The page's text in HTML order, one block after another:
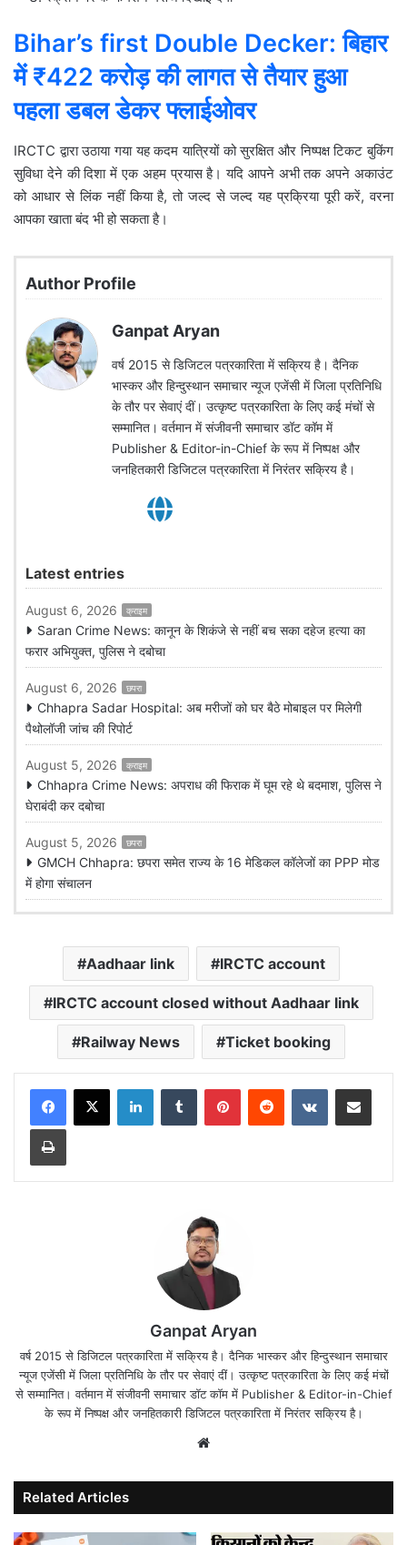
Bihar’s first Double Decker: बिहार
में ₹422 करोड़ की लागत से तैयार हुआ
पहला डबल डेकर फ्लाईओवर
IRCTC द्वारा उठाया गया यह कदम यात्रियों को सुरक्षित और निष्पक्ष टिकट बुकिंग
सुविधा देने की दिशा में एक अहम प्रयास है। यदि आपने अभी तक अपने अकाउंट
को आधार से लिंक नहीं किया है, तो जल्द से जल्द यह प्रक्रिया पूरी करें, वरना
आपका खाता बंद भी हो सकता है।
Author Profile
Ganpat Aryan
वर्ष 2015 से डिजिटल पत्रकारिता में सक्रिय है। दैनिक
भास्कर और हिन्दुस्थान समाचार न्यूज एजेंसी में जिला प्रतिनिधि
के तौर पर सेवाएं दीं। उत्कृष्ट पत्रकारिता के लिए कई मंचों से
सम्मानित। वर्तमान में संजीवनी समाचार डॉट कॉम में
Publisher & Editor-in-Chief के रूप में निष्पक्ष और
जनहितकारी डिजिटल पत्रकारिता में निरंतर सक्रिय है।
Latest entries
August 6, 2026 क्राइम
Saran Crime News: कानून के शिकंजे से नहीं बच सका दहेज हत्या का
फरार अभियुक्त, पुलिस ने दबोचा
August 6, 2026 छपरा
Chhapra Sadar Hospital: अब मरीजों को घर बैठे मोबाइल पर मिलेगी
पैथोलॉजी जांच की रिपोर्ट
August 5, 2026 क्राइम
Chhapra Crime News: अपराध की फिराक में घूम रहे थे बदमाश, पुलिस ने
घेराबंदी कर दबोचा
August 5, 2026 छपरा
GMCH Chhapra: छपरा समेत राज्य के 16 मेडिकल कॉलेजों का PPP मोड
में होगा संचालन
Aadhaar link IRCTC account
IRCTC account closed without Aadhaar link
Railway News Ticket booking
LinkedInTumblr PinterestReddit VKontakteShare via Email
Print
Ganpat Aryan
वर्ष 2015 से डिजिटल पत्रकारिता में सक्रिय है। दैनिक भास्कर और हिन्दुस्थान समाचार
न्यूज एजेंसी में जिला प्रतिनिधि के तौर पर सेवाएं दीं। उत्कृष्ट पत्रकारिता के लिए कई मंचों
से सम्मानित। वर्तमान में संजीवनी समाचार डॉट कॉम में Publisher & Editor-in-Chief
के रूप में निष्पक्ष और जनहितकारी डिजिटल पत्रकारिता में निरंतर सक्रिय है।
Related Articles